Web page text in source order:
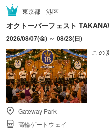
東京都 港区
オクトーバーフェスト
2026/08/07(金) ～ 08/23(日)
この
Gateway Park
高輪ゲートウェイ